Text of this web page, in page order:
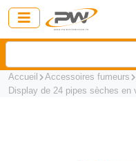
Accueil Accessoires fumeurs
Display de 24 pipes sèches en